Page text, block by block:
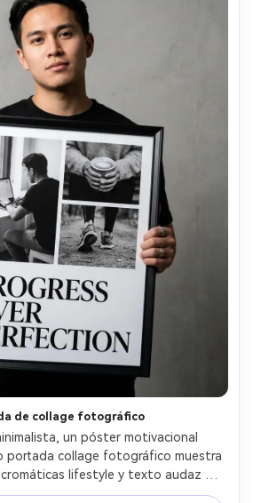
de collage fotográfico
un póster motivacional
portada collage fotográfico muestra
lifestyle y texto audaz
en tipografía moderna serif,